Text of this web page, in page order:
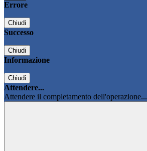
Errore
Chiudi
Successo
Chiudi
Informazione
Chiudi
Attendere...
Attendere il completamento dell'operazione...